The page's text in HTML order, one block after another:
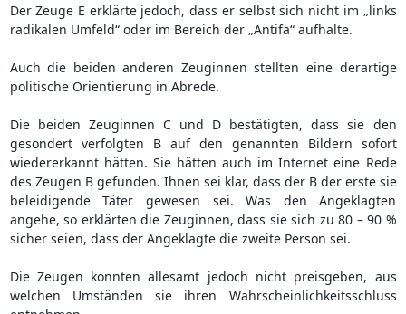
Der Zeuge E erklärte jedoch, dass er selbst sich nicht im „links
radikalen Umfeld“ oder im Bereich der „Antifa“ aufhalte.
Auch die beiden anderen Zeuginnen stellten eine derartige
politische Orientierung in Abrede.
Die beiden Zeuginnen C und D bestätigten, dass sie den
gesondert verfolgten B auf den genannten Bildern sofort
wiedererkannt hätten. Sie hätten auch im Internet eine Rede
des Zeugen B gefunden. Ihnen sei klar, dass der B der erste sie
beleidigende Täter gewesen sei. Was den Angeklagten
angehe, so erklärten die Zeuginnen, dass sie sich zu 80 – 90 %
sicher seien, dass der Angeklagte die zweite Person sei.
Die Zeugen konnten allesamt jedoch nicht preisgeben, aus
welchen Umständen sie ihren Wahrscheinlichkeitsschluss